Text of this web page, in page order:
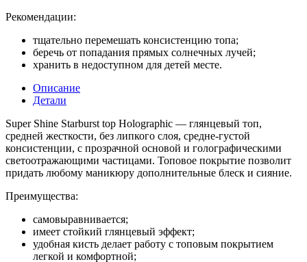
Рекомендации:
тщательно перемешать консистенцию топа;
беречь от попадания прямых солнечных лучей;
хранить в недоступном для детей месте.
Описание
Детали
Super Shine Starburst top Holographic — глянцевый топ,
средней жесткости, без липкого слоя, средне-густой
консистенции, с прозрачной основой и голографическими
светоотражающими частицами. Топовое покрытие позволит
придать любому маникюру дополнительные блеск и сияние.
Преимущества:
самовыравнивается;
имеет стойкий глянцевый эффект;
удобная кисть делает работу с топовым покрытием
легкой и комфортной;